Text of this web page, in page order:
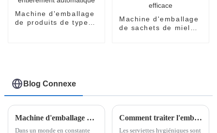
Machine d'emballage
de produits de type
Machine d'emballage
de sachets de miel
Blog Connexe
Machine d'emballage de sachets en forme de V de Shanghai Pomey Machinery
Dans un monde en constante
Comment traiter l'emballage des serviettes hygiéniques ?
Les serviettes hygiéniques sont